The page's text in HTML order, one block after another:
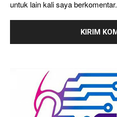
untuk lain kali saya berkomentar.